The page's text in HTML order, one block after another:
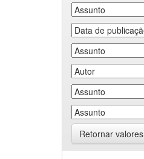
Retornar valores